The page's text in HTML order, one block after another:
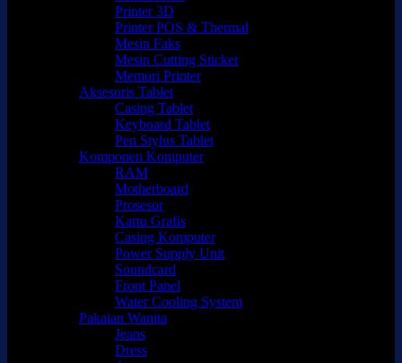
Printer 3D
Printer POS & Thermal
Mesin Faks
Mesin Cutting Sticker
Memori Printer
Aksesoris Tablet
Casing Tablet
Keyboard Tablet
Pen Stylus Tablet
Komponen Komputer
RAM
Motherboard
Prosesor
Kartu Grafis
Casing Komputer
Power Supply Unit
Soundcard
Front Panel
Water Cooling System
Pakaian Wanita
Jeans
Dress